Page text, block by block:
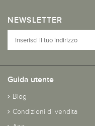
NEWSLETTER
Guida utente
Blog
Condizioni di vendita